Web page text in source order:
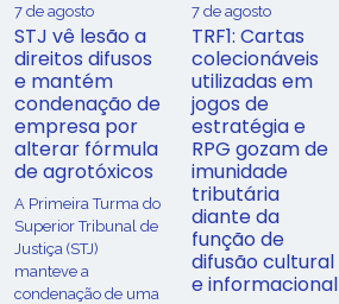
7 de agosto
STJ vê lesão a
direitos difusos
e mantém
condenação de
empresa por
alterar fórmula
de agrotóxicos
​A Primeira Turma do
Superior Tribunal de
Justiça (STJ)
manteve a
condenação de uma
7 de agosto
TRF1: Cartas
colecionáveis
utilizadas em
jogos de
estratégia e
RPG gozam de
imunidade
tributária
diante da
função de
difusão cultural
e informacional